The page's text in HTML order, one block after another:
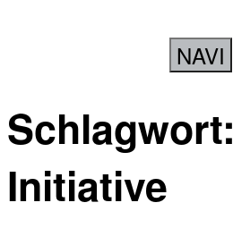
NAVI
Schlagwort:
Initiative